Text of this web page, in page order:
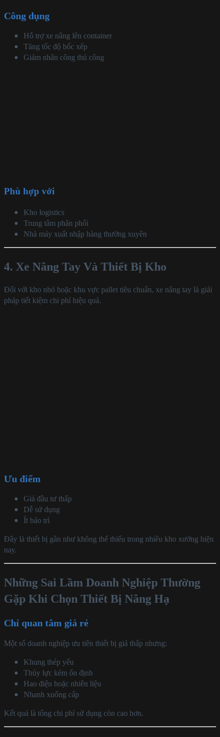
Công dụng
Hỗ trợ xe nâng lên container
Tăng tốc độ bốc xếp
Giảm nhân công thủ công
Phù hợp với
Kho logistics
Trung tâm phân phối
Nhà máy xuất nhập hàng thường xuyên
4. Xe Nâng Tay Và Thiết Bị Kho
Đối với kho nhỏ hoặc khu vực pallet tiêu chuẩn, xe nâng tay là giải
pháp tiết kiệm chi phí hiệu quả.
Ưu điểm
Giá đầu tư thấp
Dễ sử dụng
Ít bảo trì
Đây là thiết bị gần như không thể thiếu trong nhiều kho xưởng hiện
nay.
Những Sai Lầm Doanh Nghiệp Thường
Gặp Khi Chọn Thiết Bị Nâng Hạ
Chỉ quan tâm giá rẻ
Một số doanh nghiệp ưu tiên thiết bị giá thấp nhưng:
Khung thép yếu
Thủy lực kém ổn định
Hao điện hoặc nhiên liệu
Nhanh xuống cấp
Kết quả là tổng chi phí sử dụng còn cao hơn.